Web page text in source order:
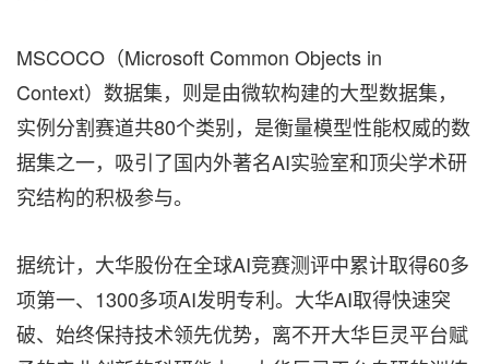
MSCOCO（Microsoft Common Objects in
Context）数据集，则是由微软构建的大型数据集，
实例分割赛道共80个类别，是衡量模型性能权威的数
据集之一，吸引了国内外著名AI实验室和顶尖学术研
究结构的积极参与。
据统计，大华股份在全球AI竞赛测评中累计取得60多
项第一、1300多项AI发明专利。大华AI取得快速突
破、始终保持技术领先优势，离不开大华巨灵平台赋